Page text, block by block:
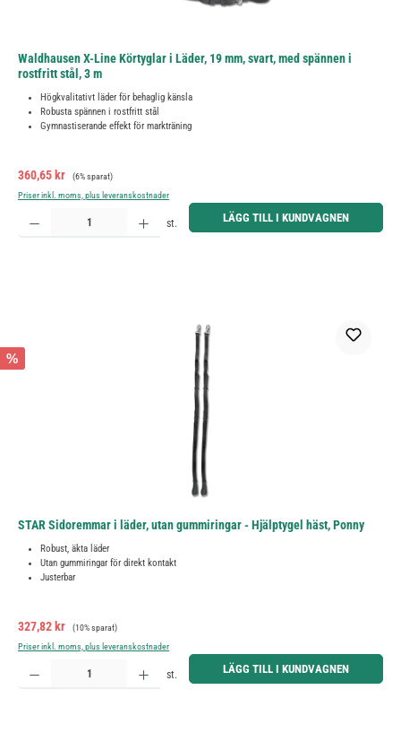
Waldhausen X-Line Körtyglar i Läder, 19 mm, svart, med spännen i
rostfritt stål, 3 m
Högkvalitativt läder för behaglig känsla
Robusta spännen i rostfritt stål
Gymnastiserande effekt för markträning
Försäljningspris:
360,65 kr Ordinarie pris:
(6% sparat)
Priser inkl. moms, plus leveranskostnader
Produktkvantitet: Ange önskat belopp eller använd knapparna för att öka eller minska kvantiteten.
st. LÄGG TILL I KUNDVAGNEN
%
STAR Sidoremmar i läder, utan gummiringar - Hjälptygel häst, Ponny
Robust, äkta läder
Utan gummiringar för direkt kontakt
Justerbar
Försäljningspris:
327,82 kr Ordinarie pris:
(10% sparat)
Priser inkl. moms, plus leveranskostnader
Produktkvantitet: Ange önskat belopp eller använd knapparna för att öka eller minska kvantiteten.
st. LÄGG TILL I KUNDVAGNEN